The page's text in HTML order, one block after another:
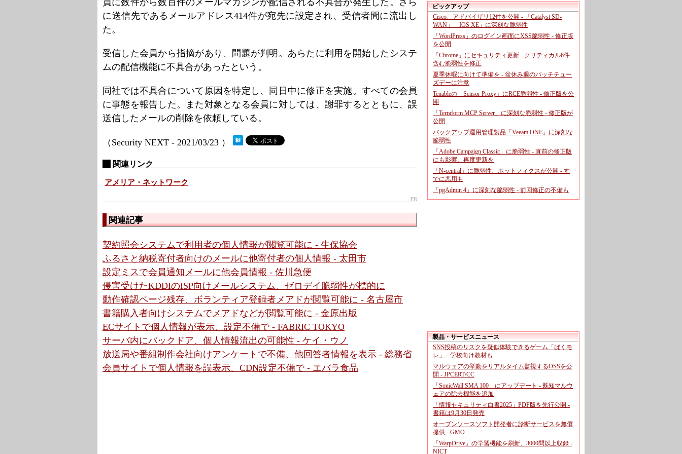
員に数件から数百件のメールマガジンが配信される不具合が発生した。さら
に送信先であるメールアドレス414件が宛先に設定され、受信者間に流出し
た。
受信した会員から指摘があり、問題が判明。あらたに利用を開始したシステ
ムの配信機能に不具合があったという。
同社では不具合について原因を特定し、同日中に修正を実施。すべての会員
に事態を報告した。また対象となる会員に対しては、謝罪するとともに、誤
送信したメールの削除を依頼している。
（Security NEXT - 2021/03/23 ）
関連リンク
アメリア・ネットワーク
PR
関連記事
契約照会システムで利用者の個人情報が閲覧可能に - 生保協会
ふるさと納税寄付者向けのメールに他寄付者の個人情報 - 太田市
設定ミスで会員通知メールに他会員情報 - 佐川急便
侵害受けたKDDIのISP向けメールシステム、ゼロデイ脆弱性が標的に
動作確認ページ残存、ボランティア登録者メアドが閲覧可能に - 名古屋市
書籍購入者向けシステムでメアドなどが閲覧可能に - 金原出版
ECサイトで個人情報が表示、設定不備で - FABRIC TOKYO
サーバ内にバックドア、個人情報流出の可能性 - ケイ・ウノ
放送局や番組制作会社向けアンケートで不備、他回答者情報を表示 - 総務省
会員サイトで個人情報を誤表示、CDN設定不備で - エバラ食品
ピックアップ
Cisco、アドバイザリ12件を公開 - 「Catalyst SD-
WAN」「IOS XE」に深刻な脆弱性
「WordPress」のログイン画面にXSS脆弱性 - 修正版
を公開
「Chrome」にセキュリティ更新 - クリティカル6件
含む脆弱性を修正
夏季休暇に向けて準備を - 盆休み週のパッチチュー
ズデーに注意
Tenableの「Sensor Proxy」にRCE脆弱性 - 修正版を公
開
「Terraform MCP Server」に深刻な脆弱性 - 修正版が
公開
バックアップ運用管理製品「Veeam ONE」に深刻な
脆弱性
「Adobe Campaign Classic」に脆弱性 - 直前の修正版
にも影響、再度更新を
「N-central」に脆弱性、ホットフィクスが公開 - す
でに悪用も
「pgAdmin 4」に深刻な脆弱性 - 前回修正の不備も
製品・サービスニュース
SNS投稿のリスクを疑似体験できるゲーム「ばくモ
レ」 - 学校向け教材も
マルウェアの挙動をリアルタイム監視するOSSを公
開 - JPCERT/CC
「SonicWall SMA 100」にアップデート - 既知マルウ
ェアの除去機能を追加
「情報セキュリティ白書2025」PDF版を先行公開 -
書籍は9月30日発売
オープンソースソフト開発者に診断サービスを無償
提供 - GMO
「WarpDrive」の学習機能を刷新、3000問以上収録 -
NICT